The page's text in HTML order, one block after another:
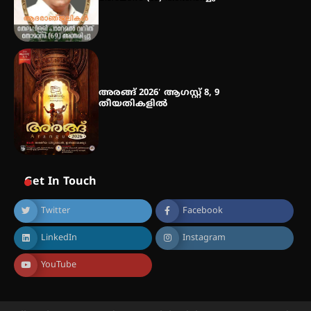
അരങ്ങ് 2026′ ആഗസ്റ്റ് 8, 9
തീയതികളിൽ
Get In Touch
Twitter Facebook
LinkedIn Instagram
YouTube